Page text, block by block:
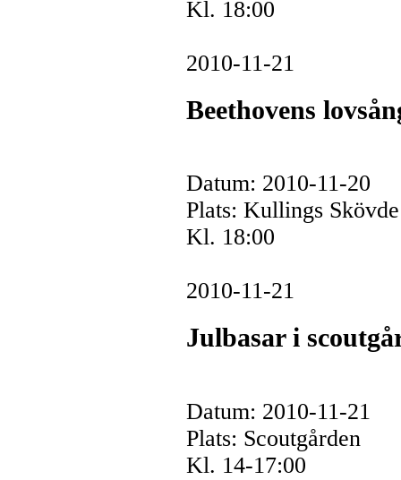
Kl. 18:00
2010-11-21
Beethovens
Datum: 2010-11-20
Plats: Kullings
Kl. 18:00
2010-11-21
Julbasar i
Datum: 2010-11-21
Plats: Scoutgården
Kl. 14-17:00